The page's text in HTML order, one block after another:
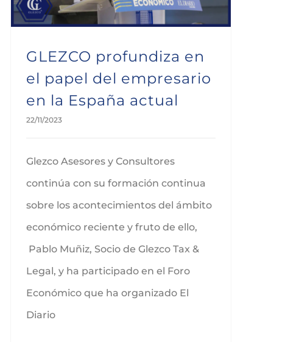
GLEZCO profundiza en
el papel del empresario
en la España actual
22/11/2023
Glezco Asesores y Consultores
continúa con su formación continua
sobre los acontecimientos del ámbito
económico reciente y fruto de ello,
Pablo Muñiz, Socio de Glezco Tax &
Legal, y ha participado en el Foro
Económico que ha organizado El
Diario